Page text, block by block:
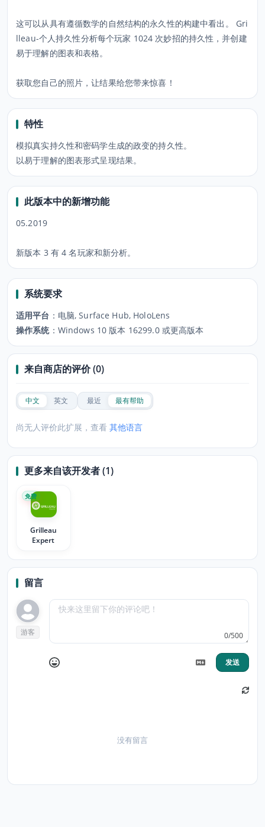
这可以从具有遵循数学的自然结构的永久性的构建中看出。 Gri
lleau-个人持久性分析每个玩家 1024 次妙招的持久性，并创建
易于理解的图表和表格。
获取您自己的照片，让结果给您带来惊喜！
特性
模拟真实持久性和密码学生成的政变的持久性。
以易于理解的图表形式呈现结果。
此版本中的新增功能
05.2019
新版本 3 有 4 名玩家和新分析。
系统要求
适用平台 ： 电脑, Surface Hub, HoloLens
操作系统： Windows 10 版本 16299.0 或更高版本
来自商店的评价 (0)
中文 英文 最近 最有帮助
尚无人评价此扩展，查看 其他语言
更多来自该开发者 (1)
Grilleau
Expert
免费
留言
游客 0/500
发送
没有留言